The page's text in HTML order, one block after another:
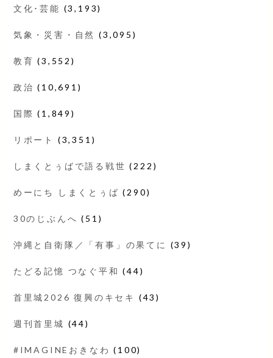
文化･芸能 (3,193)
気象・災害・自然 (3,095)
教育 (3,552)
政治 (10,691)
国際 (1,849)
リポート (3,351)
しまくとぅばで語る戦世 (222)
めーにち しまくとぅば (290)
30のじぶんへ (51)
沖縄と自衛隊／「有事」の果てに (39)
たどる記憶 つなぐ平和 (44)
首里城2026 復興のキセキ (43)
週刊首里城 (44)
#IMAGINEおきなわ (100)